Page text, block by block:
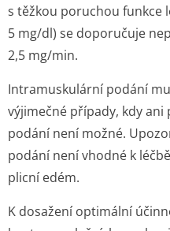
s těžkou poruchou funkce
5 mg/dl) se doporučuje
2,5 mg/min.
Intramuskulární podání
výjimečné případy, kdy
podání není možné.
podání není vhodné k
plicní edém.
K dosažení optimální